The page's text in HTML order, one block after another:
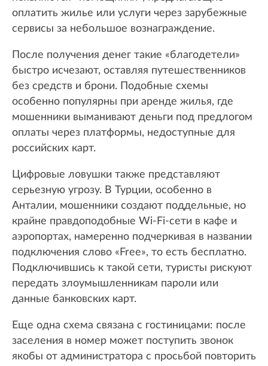
оплатить жилье или услуги через зарубежные
сервисы за небольшое вознаграждение.
После получения денег такие «благодетели»
быстро исчезают, оставляя путешественников
без средств и брони. Подобные схемы
особенно популярны при аренде жилья, где
мошенники выманивают деньги под предлогом
оплаты через платформы, недоступные для
российских карт.
Цифровые ловушки также представляют
серьезную угрозу. В Турции, особенно в
Анталии, мошенники создают поддельные, но
крайне правдоподобные Wi-Fi-сети в кафе и
аэропортах, намеренно подчеркивая в названии
подключения слово «Free», то есть бесплатно.
Подключившись к такой сети, туристы рискуют
передать злоумышленникам пароли или
данные банковских карт.
Еще одна схема связана с гостиницами: после
заселения в номер может поступить звонок
якобы от администратора с просьбой повторить